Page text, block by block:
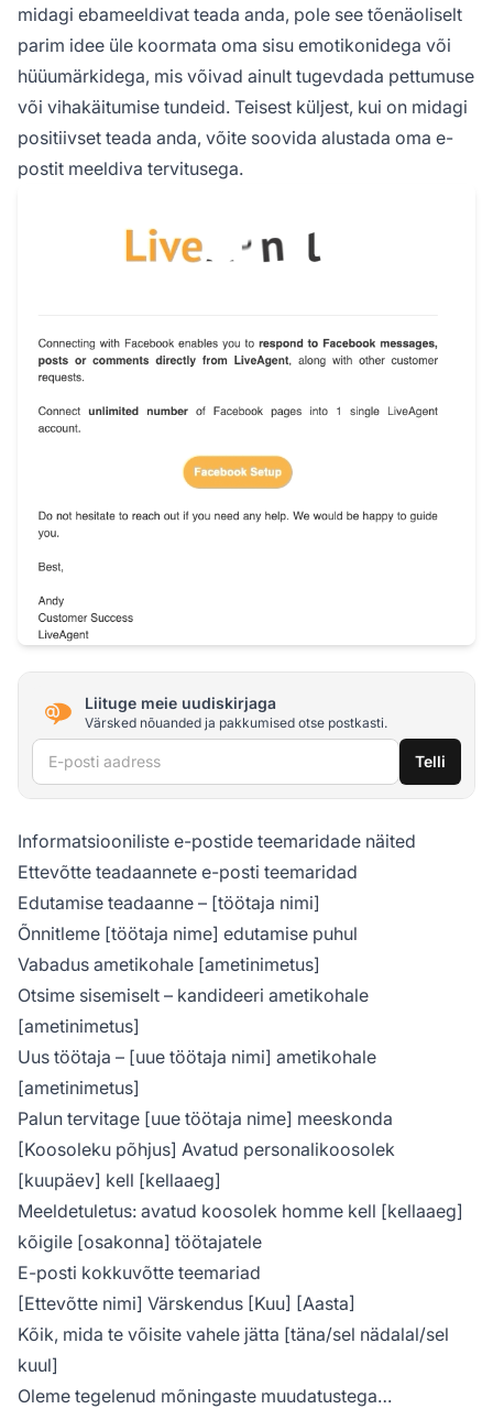
midagi ebameeldivat teada anda, pole see tõenäoliselt
parim idee üle koormata oma sisu emotikonidega või
hüüumärkidega, mis võivad ainult tugevdada pettumuse
või vihakäitumise tundeid. Teisest küljest, kui on midagi
positiivset teada anda, võite soovida alustada oma e-
postit meeldiva tervitusega.
Liituge meie uudiskirjaga
Värsked nõuanded ja pakkumised otse postkasti.
E-posti aadress Telli
Informatsiooniliste e-postide teemaridade näited
Ettevõtte teadaannete e-posti teemaridad
Edutamise teadaanne – [töötaja nimi]
Õnnitleme [töötaja nime] edutamise puhul
Vabadus ametikohale [ametinimetus]
Otsime sisemiselt – kandideeri ametikohale
[ametinimetus]
Uus töötaja – [uue töötaja nimi] ametikohale
[ametinimetus]
Palun tervitage [uue töötaja nime] meeskonda
[Koosoleku põhjus] Avatud personalikoosolek
[kuupäev] kell [kellaaeg]
Meeldetuletus: avatud koosolek homme kell [kellaaeg]
kõigile [osakonna] töötajatele
E-posti kokkuvõtte teemariad
[Ettevõtte nimi] Värskendus [Kuu] [Aasta]
Kõik, mida te võisite vahele jätta [täna/sel nädalal/sel
kuul]
Oleme tegelenud mõningaste muudatustega…